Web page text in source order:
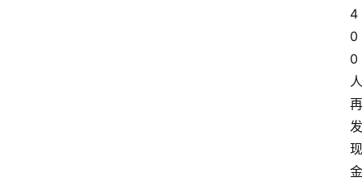
4
0
0
人
再
发
现
金